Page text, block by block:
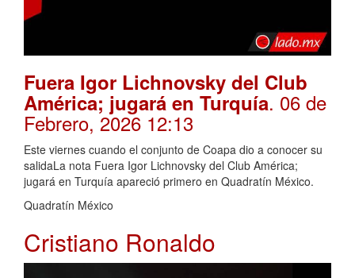
Fuera Igor Lichnovsky del Club
América; jugará en Turquía. 06 de
Febrero, 2026 12:13
Este viernes cuando el conjunto de Coapa dio a conocer su
salidaLa nota Fuera Igor Lichnovsky del Club América;
jugará en Turquía apareció primero en Quadratín México.
Quadratín México
Cristiano Ronaldo